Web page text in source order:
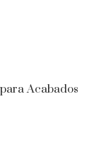
Acabados